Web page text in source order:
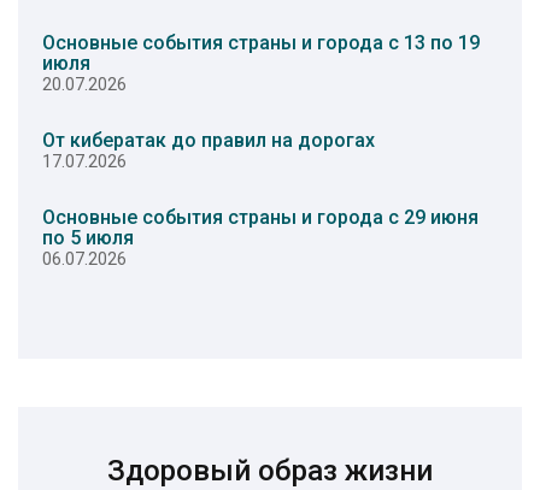
Основные события страны и города с 13 по 19
июля
20.07.2026
От кибератак до правил на дорогах
17.07.2026
Основные события страны и города с 29 июня
по 5 июля
06.07.2026
Здоровый образ жизни